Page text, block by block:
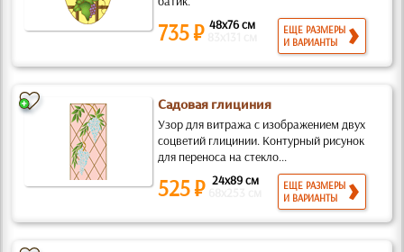
735 ₽ 48x76 см
ЕЩЕ РАЗМЕРЫ
И ВАРИАНТЫ
Садовая глициния
Узор для витража с изображением двух
соцветий глицинии. Контурный рисунок
для переноса на стекло...
525 ₽ 24x89 см
ЕЩЕ РАЗМЕРЫ
И ВАРИАНТЫ